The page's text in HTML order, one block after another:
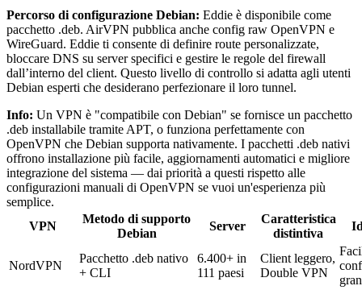
Percorso di configurazione Debian: Eddie è disponibile come
pacchetto .deb. AirVPN pubblica anche config raw OpenVPN e
WireGuard. Eddie ti consente di definire route personalizzate,
bloccare DNS su server specifici e gestire le regole del firewall
dall’interno del client. Questo livello di controllo si adatta agli utenti
Debian esperti che desiderano perfezionare il loro tunnel.
Info: Un VPN è "compatibile con Debian" se fornisce un pacchetto
.deb installabile tramite APT, o funziona perfettamente con
OpenVPN che Debian supporta nativamente. I pacchetti .deb nativi
offrono installazione più facile, aggiornamenti automatici e migliore
integrazione del sistema — dai priorità a questi rispetto alle
configurazioni manuali di OpenVPN se vuoi un'esperienza più
semplice.
VPN
Metodo di supporto
Debian
Server
Caratteristica
distintiva
NordVPN
Pacchetto .deb nativo
+ CLI
6.400+ in
111 paesi
Client leggero,
Double VPN